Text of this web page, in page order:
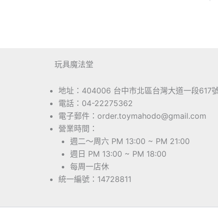
玩具魔法堂
地址：404006 台中市北區台灣大道一段617
電話：04-22275362
電子郵件：order.toymahodo@gmail.com
營業時間：
週二～周六 PM 13:00 ~ PM 21:00
週日 PM 13:00 ~ PM 18:00
每周一店休
統一編號：14728811